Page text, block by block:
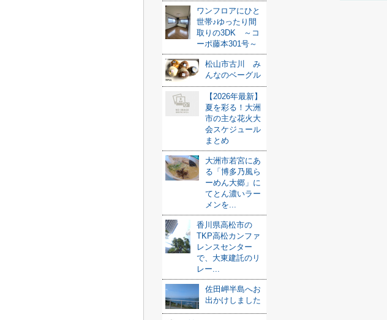
ワンフロアにひと
世帯♪ゆったり間
取りの3DK ～コ
ーポ藤本301号～
松山市古川 み
んなのベーグル
【2026年最新】
夏を彩る！大洲
市の主な花火大
会スケジュール
まとめ
大洲市若宮にあ
る「博多乃風ら
ーめん大郷」に
てとん濃いラー
メンを...
香川県高松市の
TKP高松カンファ
レンスセンター
で、大東建託のリ
レー...
佐田岬半島へお
出かけしました